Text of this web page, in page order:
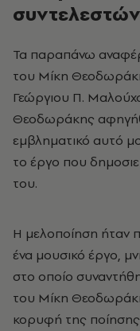
συντελεστών
Τα παραπάνω
του Μίκη
Γεώργιου Π.
Θεοδωράκης
εμβληματικό αυτό
το έργο που
του.
Η μελοποίηση ήταν
ένα μουσικό έργο,
στο οποίο
του Μίκη
κορυφή της